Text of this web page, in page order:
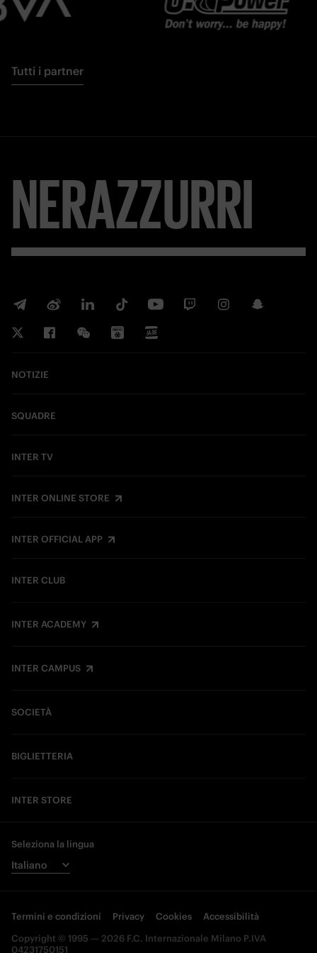
Tutti i partner
NERAZZURRI
NOTIZIE
SQUADRE
INTER TV
INTER ONLINE STORE
INTER OFFICIAL APP
INTER CLUB
INTER ACADEMY
INTER CAMPUS
SOCIETÀ
BIGLIETTERIA
INTER STORE
Seleziona la lingua
Termini e condizioni Privacy Cookies
Accessibilità
Copyright © 1995 — 2026 F.C. Internazionale Milano P.IVA
04231750151